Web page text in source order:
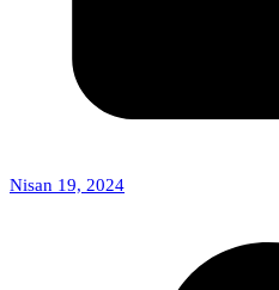
Nisan 19, 2024